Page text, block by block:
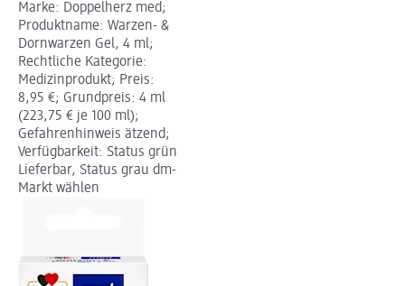
Marke: Doppelherz med;
Produktname: Warzen- &
Dornwarzen Gel, 4 ml;
Rechtliche Kategorie:
Medizinprodukt; Preis:
8,95 €; Grundpreis: 4 ml
(223,75 € je 100 ml);
Gefahrenhinweis ätzend;
Verfügbarkeit: Status grün
Lieferbar, Status grau dm-
Markt wählen